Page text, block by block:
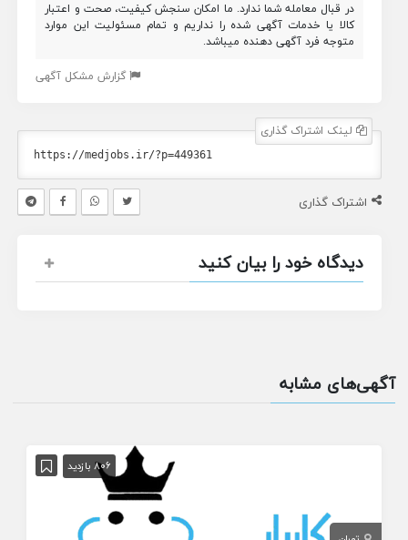
در قبال معامله شما ندارد. ما امکان سنجش کیفیت، صحت و اعتبار
کالا یا خدمات آگهی شده را نداریم و تمام مسئولیت این موارد
متوجه فرد آگهی دهنده میباشد.
گزارش مشکل آگهی
لینک اشتراک گذاری
اشتراک گذاری
دیدگاه خود را بیان کنید
آگهی‌های مشابه
806 بازدید